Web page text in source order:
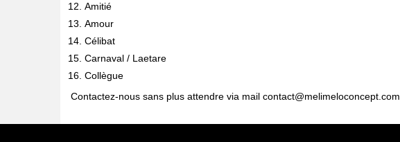
Amitié
Amour
Célibat
Carnaval / Laetare
Collègue
Contactez-nous sans plus attendre via mail contact@melimeloconcept.com